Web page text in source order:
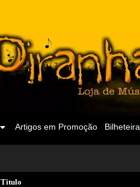
Bilheteira
Artigos em Promoção
Titulo